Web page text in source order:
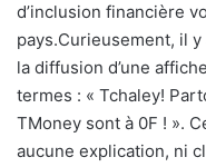
d’inclusion financière
pays.Curieusement, il y
la diffusion d’une
termes : « Tchaley!
TMoney sont à 0F ! ».
aucune explication, ni